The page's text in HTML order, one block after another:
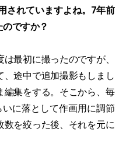
されていますよね。7年前
ですか？
最初に撮ったのですが、
、途中で追加撮影もしまし
編集をする。そこから、毎
に落として作画用に調節
数を絞った後、それを元に